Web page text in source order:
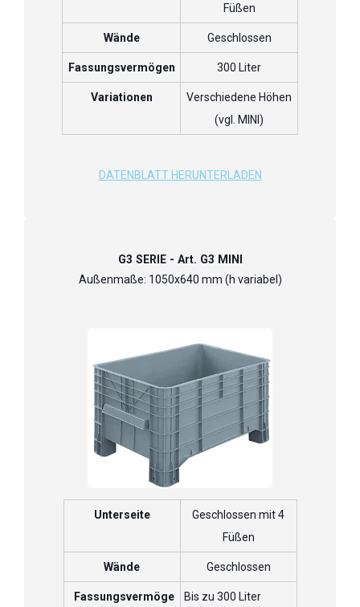
Füßen
Wände Geschlossen
Fassungsvermögen 300 Liter
Variationen
Verschiedene Höhen
(vgl. MINI)
DATENBLATT HERUNTERLADEN
G3 SERIE - Art. G3 MINI
Außenmaße: 1050x640 mm (h variabel)
Unterseite
Geschlossen mit 4
Füßen
Wände Geschlossen
Fassungsvermöge
Bis zu 300 Liter